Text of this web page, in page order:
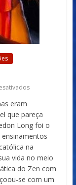
eram
que pareça
Long foi o
na
vida no meio
do Zen com
se com um